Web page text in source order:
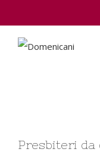
Larger
Presbiteri da